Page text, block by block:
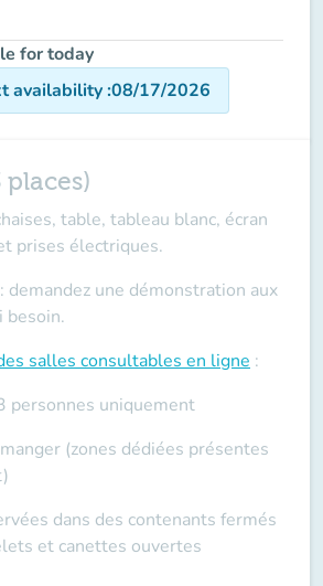
for today
availability:08/17/2026
places)
table, tableau blanc, écran
prises électriques.
demandez une démonstration aux
besoin.
salles consultables en ligne :
personnes uniquement
(zones dédiées présentes
dans des contenants fermés
et canettes ouvertes